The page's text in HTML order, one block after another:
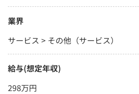
業界
サービス > その他（サービス）
給与(想定年収)
298万円